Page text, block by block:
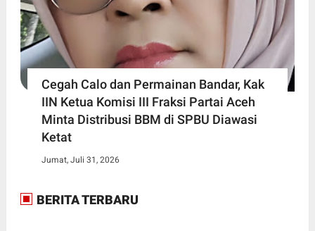
Cegah Calo dan Permainan Bandar, Kak
IIN Ketua Komisi III Fraksi Partai Aceh
Minta Distribusi BBM di SPBU Diawasi
Ketat
Jumat, Juli 31, 2026
BERITA TERBARU